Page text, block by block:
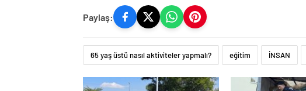
Paylaş:
65 yaş üstü nasıl aktiviteler yapmalı? eğitim İNSAN